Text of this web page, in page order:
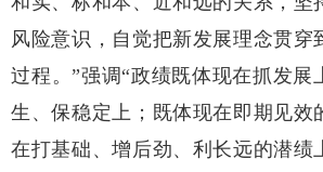
风险意识，自觉把新发展理念贯穿
过程。”强调“政绩既体现在抓发展
生、保稳定上；既体现在即期见效
在打基础、增后劲、利长远的潜绩